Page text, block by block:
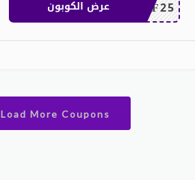
MEAF25 عرض الكوبون
Load More Coupons